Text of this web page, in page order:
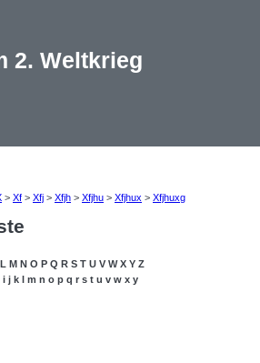
2. Weltkrieg
> Xf > Xfj > Xfjh > Xfjhu > Xfjhux > Xfjhuxg
L M N O P Q R S T U V W X Y Z
i j k l m n o p q r s t u v w x y